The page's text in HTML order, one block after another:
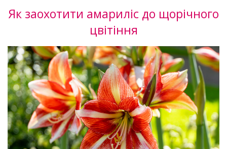
Як заохотити амариліс до щорічного
цвітіння